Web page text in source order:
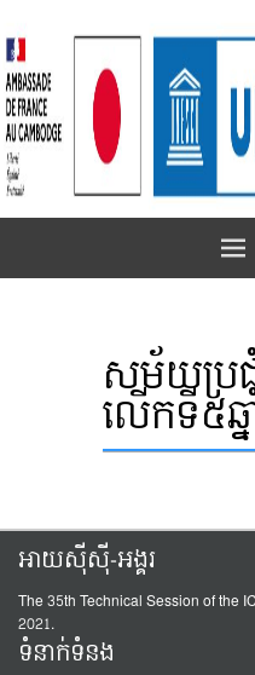
សម័យប្រ
លើកទី៥ឆ្
អាយស៊ីស៊ី-អង្គរ
The 35th Technical Session of the
2021.
ទំនាក់ទំនង